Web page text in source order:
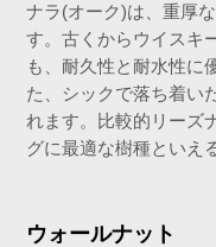
ナラ(オーク)は、重厚
す。古くからウイスキ
も、耐久性と耐水性に
た、シックで落ち着い
れます。比較的リーズ
グに最適な樹種といえ
ウォールナット